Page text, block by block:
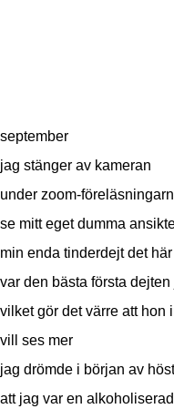
september
jag stänger av kameran
under zoom-
se mitt eget dumma
min enda tinderdejt det
var den bästa första dejten
vilket gör det värre att hon
vill ses mer
jag drömde i början av
att jag var en